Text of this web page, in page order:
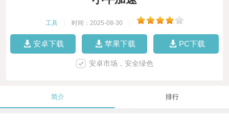
工具 时间：2025-08-30
安卓下载 苹果下载 PC下载
安卓市场，安全绿色
简介 排行